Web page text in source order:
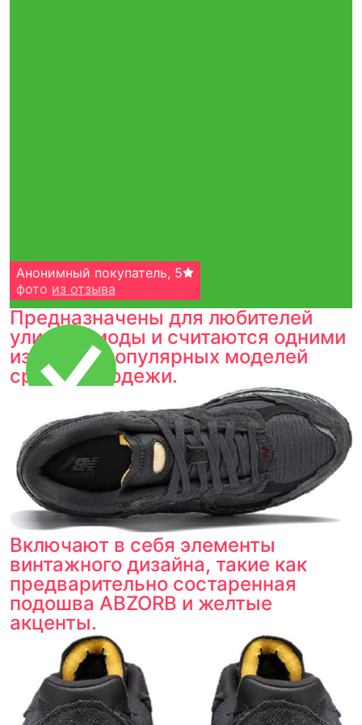
Тройная гарантия
оригинальности
Товар сертифицирован и опломбирован.
Проверяем на оригинальность
по 16 параметрам.
Если придёт подделка — вернём деньги
в трёхкратном размере.
Как мы провеяем товары
Анонимный покупатель, 5
фото из отзыва
Предназначены для любителей
уличной моды и считаются одними
из самых популярных моделей
среди молодежи.
Включают в себя элементы
винтажного дизайна, такие как
предварительно состаренная
подошва ABZORB и желтые
акценты.